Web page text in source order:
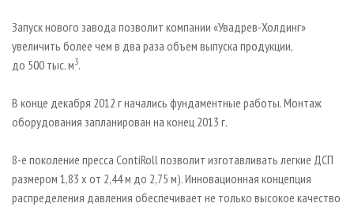
ЦБП
ИНСТРУМЕНТ И МАТЕРИАЛЫ
ГАЗЕТА ЛЕСПРОМФОРУМ
БИБЛИОТЕКА СПЕЦИАЛИСТА
Запуск нового завода позволит компании «Увадрев-Холдинг»
увеличить более чем в два раза объем выпуска продукции,
до 500 тыс. м3.
В конце декабря 2012 г начались фундаментные работы. Монтаж
оборудования запланирован на конец 2013 г.
8-е поколение пресса ContiRoll позволит изготавливать легкие ДСП
размером 1,83 x от 2,44 м до 2,75 м). Инновационная концепция
распределения давления обеспечивает не только высокое качество